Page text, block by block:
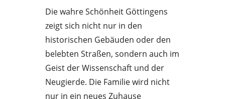
Die wahre Schönheit Göttingens
zeigt sich nicht nur in den
historischen Gebäuden oder den
belebten Straßen, sondern auch im
Geist der Wissenschaft und der
Neugierde. Die Familie wird nicht
nur in ein neues Zuhause